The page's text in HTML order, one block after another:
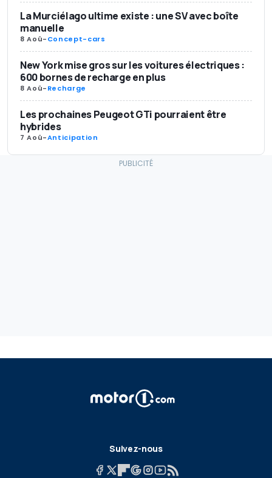
La Murciélago ultime existe : une SV avec boîte
manuelle
8 Aoû-Concept-cars
New York mise gros sur les voitures électriques :
600 bornes de recharge en plus
8 Aoû-Recharge
Les prochaines Peugeot GTi pourraient être
hybrides
7 Aoû-Anticipation
Suivez-nous